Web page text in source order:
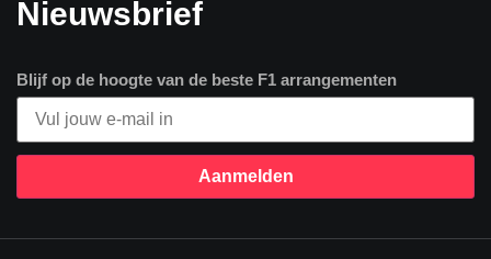
Nieuwsbrief
Blijf op de hoogte van de beste F1 arrangementen
Aanmelden